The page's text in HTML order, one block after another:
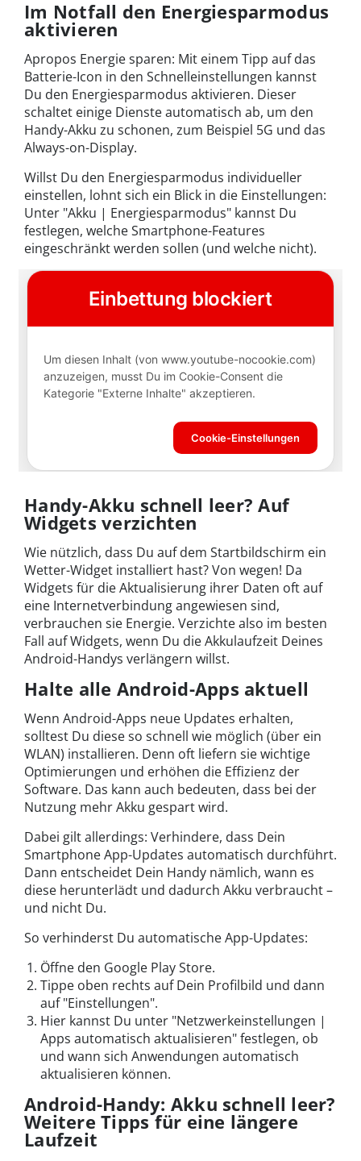
Im Notfall den Energiesparmodus
aktivieren
Apropos Energie sparen: Mit einem Tipp auf das
Batterie-Icon in den Schnelleinstellungen kannst
Du den Energiesparmodus aktivieren. Dieser
schaltet einige Dienste automatisch ab, um den
Handy-Akku zu schonen, zum Beispiel 5G und das
Always-on-Display.
Willst Du den Energiesparmodus individueller
einstellen, lohnt sich ein Blick in die Einstellungen:
Unter "Akku | Energiesparmodus" kannst Du
festlegen, welche Smartphone-Features
eingeschränkt werden sollen (und welche nicht).
Handy-Akku schnell leer? Auf
Widgets verzichten
Wie nützlich, dass Du auf dem Startbildschirm ein
Wetter-Widget installiert hast? Von wegen! Da
Widgets für die Aktualisierung ihrer Daten oft auf
eine Internetverbindung angewiesen sind,
verbrauchen sie Energie. Verzichte also im besten
Fall auf Widgets, wenn Du die Akkulaufzeit Deines
Android-Handys verlängern willst.
Halte alle Android-Apps aktuell
Wenn Android-Apps neue Updates erhalten,
solltest Du diese so schnell wie möglich (über ein
WLAN) installieren. Denn oft liefern sie wichtige
Optimierungen und erhöhen die Effizienz der
Software. Das kann auch bedeuten, dass bei der
Nutzung mehr Akku gespart wird.
Dabei gilt allerdings: Verhindere, dass Dein
Smartphone App-Updates automatisch durchführt.
Dann entscheidet Dein Handy nämlich, wann es
diese herunterlädt und dadurch Akku verbraucht –
und nicht Du.
So verhinderst Du automatische App-Updates:
Öffne den Google Play Store.
Tippe oben rechts auf Dein Profilbild und dann
auf "Einstellungen".
Hier kannst Du unter "Netzwerkeinstellungen |
Apps automatisch aktualisieren" festlegen, ob
und wann sich Anwendungen automatisch
aktualisieren können.
Android-Handy: Akku schnell leer?
Weitere Tipps für eine längere
Laufzeit